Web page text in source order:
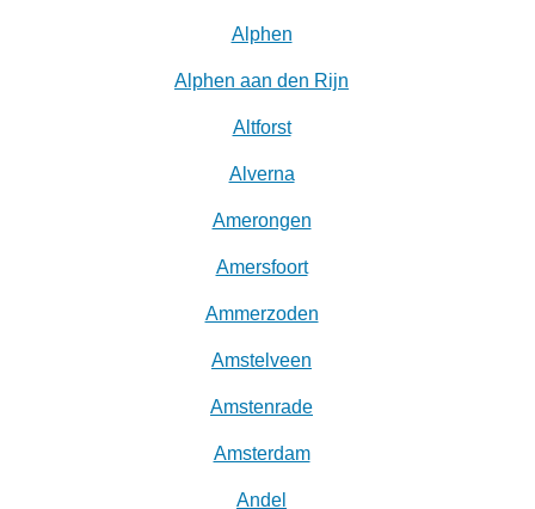
Alphen
Alphen aan den Rijn
Altforst
Alverna
Amerongen
Amersfoort
Ammerzoden
Amstelveen
Amstenrade
Amsterdam
Andel